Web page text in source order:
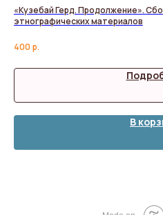
«Кузебай Герд. Продолжение».
этнографических материалов
400 р.
В